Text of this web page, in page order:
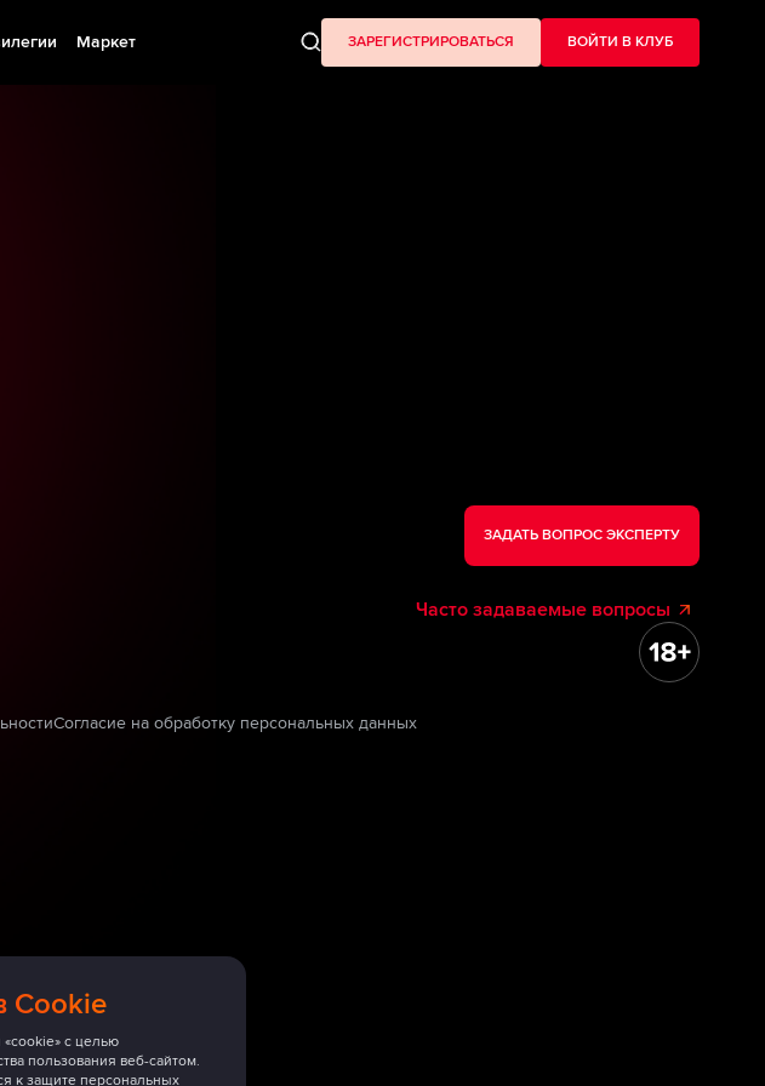
Маркет ЗАРЕГИСТРИРОВАТЬСЯ ВОЙТИ В КЛУБ
Cookie
с целью
пользования веб-сайтом.
к защите персональных
ЗАДАТЬ ВОПРОС ЭКСПЕРТУ
Часто задаваемые вопросы
Согласие на обработку персональных данных